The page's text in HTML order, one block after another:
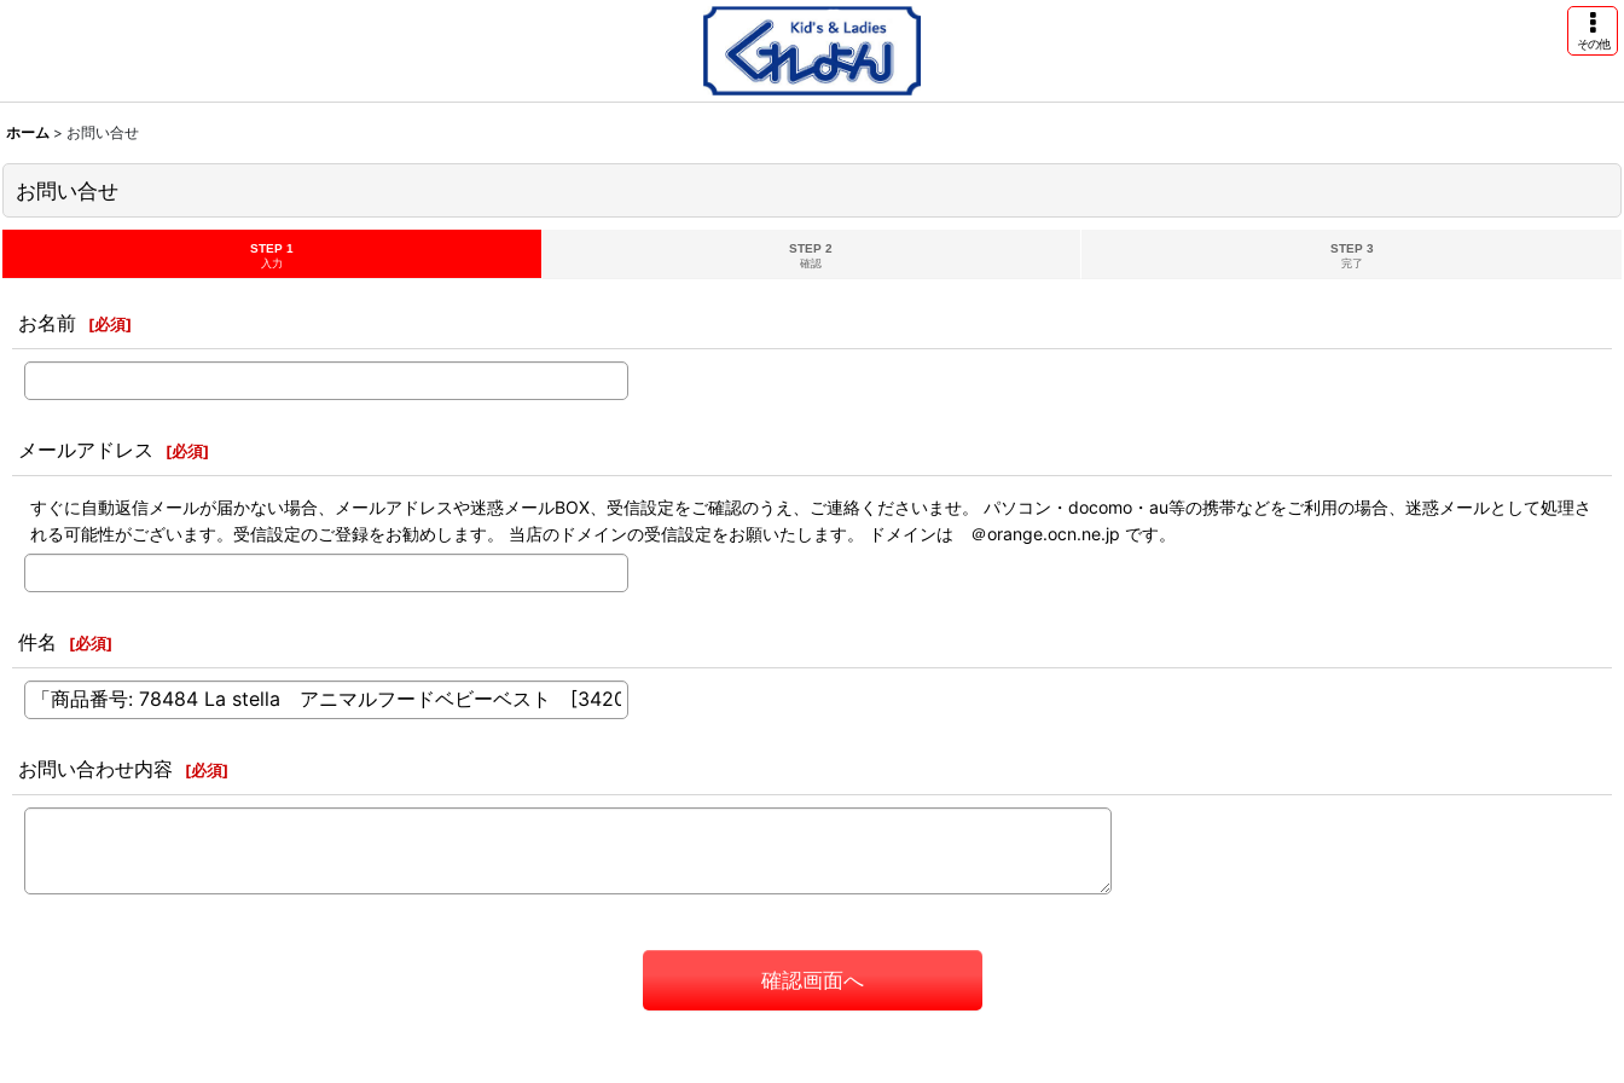
その他
ホーム > お問い合せ
お問い合せ
STEP 1
入力
STEP 2
確認
STEP 3
完了
お名前 [必須]
メールアドレス [必須]
すぐに自動返信メールが届かない場合、メールアドレスや迷惑メールBOX、受信設定をご確認のうえ、ご連絡くださいませ。 パソコン・docomo・au等の携帯などをご利用の場合、迷惑メールとして処理さ
れる可能性がございます。受信設定のご登録をお勧めします。 当店のドメインの受信設定をお願いたします。 ドメインは ＠orange.ocn.ne.jp です。
件名 [必須]
お問い合わせ内容 [必須]
確認画面へ